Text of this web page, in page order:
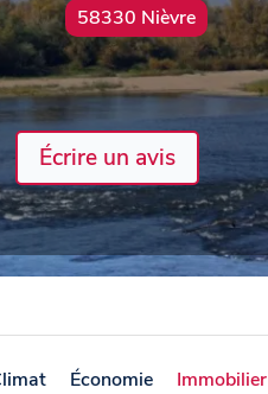
58330 Nièvre
Écrire un avis
Économie Immobilier